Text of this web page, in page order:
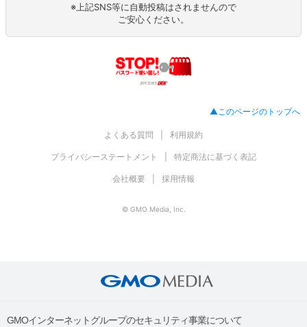
※上記SNS等に自動投稿はされませんので
ご安心ください。
▲このページのトップへ
よくある質問 利用規約
プライバシーステートメント 特定商法に基づく表記
会社概要 採用情報
© GMO Media, Inc.
GMOインターネットグループのセキュリティ事業について